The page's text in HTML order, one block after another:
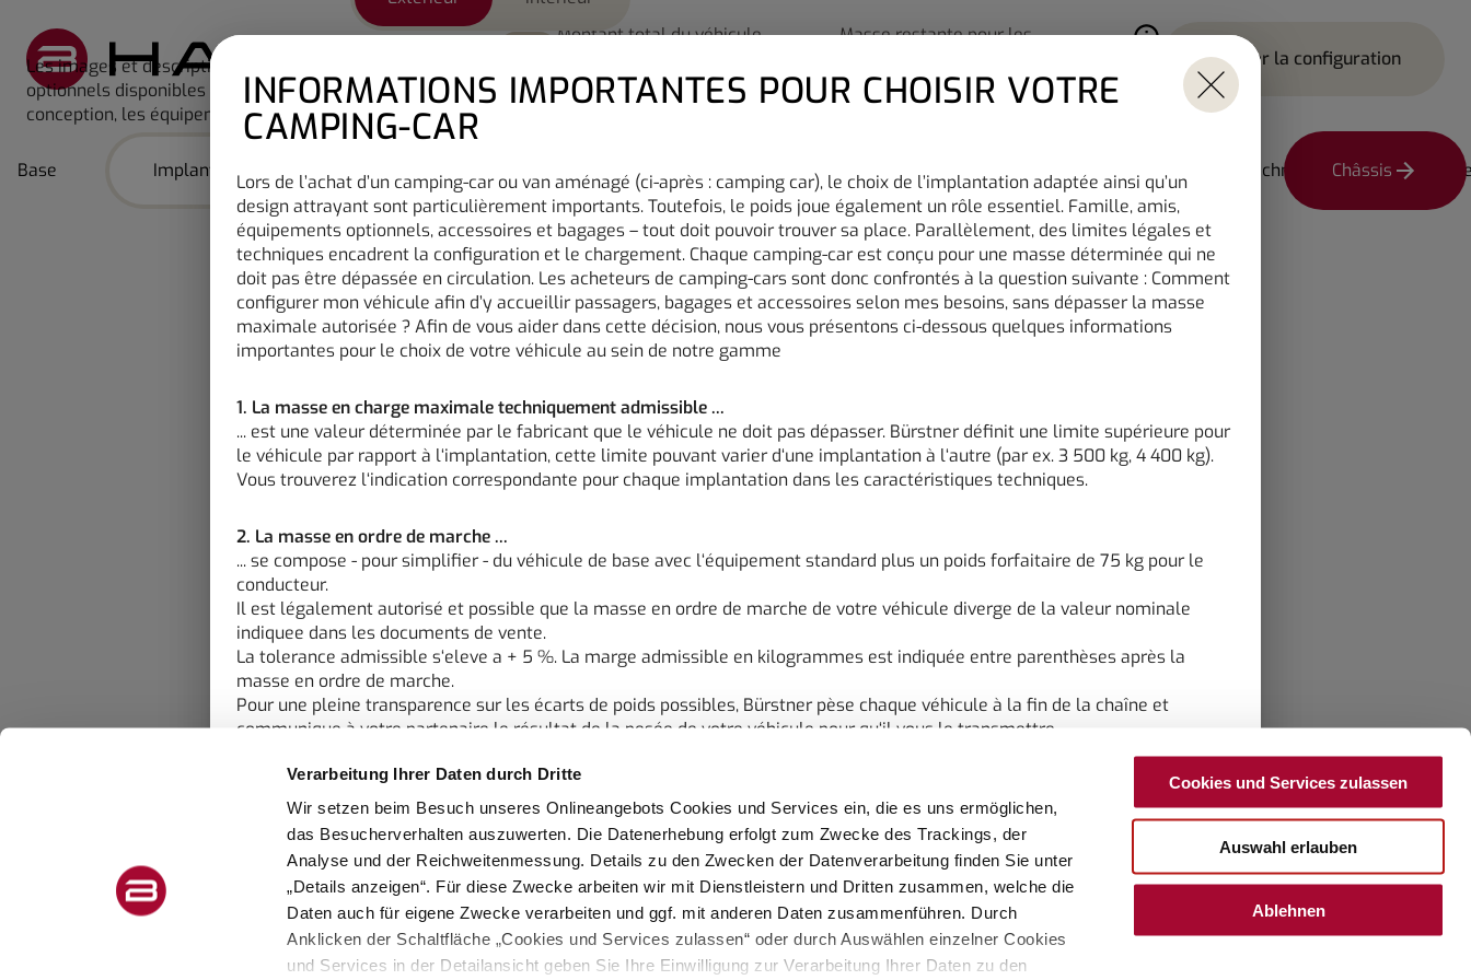
Verarbeitung Ihrer Daten durch Dritte
Wir setzen beim Besuch unseres Onlineangebots Cookies und Services ein, die es uns ermöglichen,
das Besucherverhalten auszuwerten. Die Datenerhebung erfolgt zum Zwecke des Trackings, der
Analyse und der Reichweitenmessung. Details zu den Zwecken der Datenverarbeitung finden Sie unter
„Details anzeigen“. Für diese Zwecke arbeiten wir mit Dienstleistern und Dritten zusammen, welche die
Daten auch für eigene Zwecke verarbeiten und ggf. mit anderen Daten zusammenführen. Durch
Anklicken der Schaltfläche „Cookies und Services zulassen“ oder durch Auswählen einzelner Cookies
und Services in der Detailansicht geben Sie Ihre Einwilligung zur Verarbeitung Ihrer Daten zu den
Cookies und Services zulassen
Auswahl erlauben
Ablehnen
Montant total du véhicule
76 800 €
Masse restante pour les
295 kg
Charger la configuration
Les images et descriptions présentées sur ce site et dans le configurateur peuvent inclure des équipements
optionnels disponibles moyennant un coût supplémentaire. Les visuels peuvent différer du produit réel. La
conception, les équipements lors de la conception et les équipements sont susceptibles d'evoluer.
Choisissez un modèle
HM 6.0
Masse en charge maximale
Prix à partir de
Motorisation(s)
Mercedes Benz
Sprinter 3,5 t - 315
CDI - 110 KW / 150 ch
– Euro VI E
Base Implantation Châssis Design Extérieur Design intérieur Installation et technique Châssis
Durch Scrolling wird der Button zum Akzeptieren der Hinweise im
INFORMATIONS IMPORTANTES POUR CHOISIR VOTRE
CAMPING-CAR
Lors de l’achat d’un camping-car ou van aménagé (ci-après : camping car), le choix de l’implantation adaptée ainsi qu’un
design attrayant sont particulièrement importants. Toutefois, le poids joue également un rôle essentiel. Famille, amis,
équipements optionnels, accessoires et bagages – tout doit pouvoir trouver sa place. Parallèlement, des limites légales et
techniques encadrent la configuration et le chargement. Chaque camping-car est conçu pour une masse déterminée qui ne
doit pas être dépassée en circulation. Les acheteurs de camping-cars sont donc confrontés à la question suivante : Comment
configurer mon véhicule afin d’y accueillir passagers, bagages et accessoires selon mes besoins, sans dépasser la masse
maximale autorisée ? Afin de vous aider dans cette décision, nous vous présentons ci-dessous quelques informations
importantes pour le choix de votre véhicule au sein de notre gamme
1. La masse en charge maximale techniquement admissible ...
... est une valeur déterminée par le fabricant que le véhicule ne doit pas dépasser. Bürstner définit une limite supérieure pour
le véhicule par rapport à l‘implantation, cette limite pouvant varier d‘une implantation à l‘autre (par ex. 3 500 kg, 4 400 kg).
Vous trouverez l‘indication correspondante pour chaque implantation dans les caractéristiques techniques.
2. La masse en ordre de marche ...
... se compose - pour simplifier - du véhicule de base avec l‘équipement standard plus un poids forfaitaire de 75 kg pour le
conducteur.
Il est légalement autorisé et possible que la masse en ordre de marche de votre véhicule diverge de la valeur nominale
indiquee dans les documents de vente.
La tolerance admissible s‘eleve a + 5 %. La marge admissible en kilogrammes est indiquée entre parenthèses après la
masse en ordre de marche.
Pour une pleine transparence sur les écarts de poids possibles, Bürstner pèse chaque véhicule à la fin de la chaîne et
communique à votre partenaire le résultat de la pesée de votre véhicule pour qu‘il vous le transmettre.
3. Les Nombres de sièges autorisés (conducteur inclus) ...
... sont déterminés par le fabricant dans ladite procédure de réception par type. De cela résulte ladite masse des passagers.
Pour cela, un poids forfaitaire de 75 kg par passager (sans conducteur) est calculé.
Vous trouverez des explications détaillées sur la masse des passagers au point « Mentions légales ».
4. Les Poids défini par le constructeur pour les équipements en option ...
... sont une valeur définie par Burstner par implantation pour la masse maximale d‘équipement pouvant être commandé en